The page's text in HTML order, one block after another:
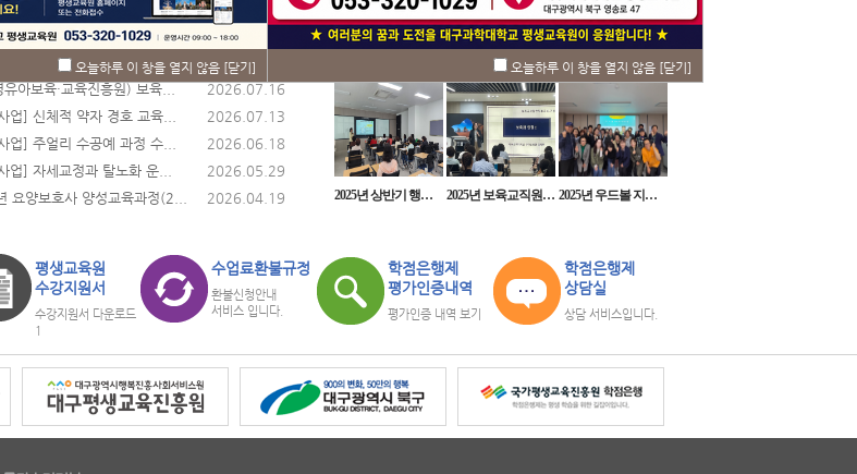
아보육·교육진흥원) 보육...
2026.07.16
업] 신체적 약자 경호 교육...
2026.07.13
업] 주얼리 수공예 과정 수...
2026.06.18
업] 자세교정과 탈노화 운...
2026.05.29
요양보호사 양성교육과정(2...
2026.04.19
자료실
DATA
2025년 상반기 행복대학 2025년 보육교직원 보수교육(교사 일반직무교육) 2025년 우드볼 지도자 자격취득과정
교강사용
평생교육원
수강지원서
수강지원서 다운로드
1
수업료환불규정
환불신청안내
서비스 입니다.
학점은행제
평가인증내역
평가인증 내역 보기
학점은행제
상담실
상담 서비스입니다.
오늘하루 이 창을 열지 않음 [닫기]
오늘하루 이 창을 열지 않음 [닫기]